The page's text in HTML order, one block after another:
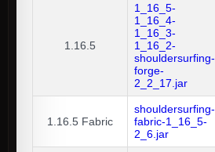
1.16.5
1_16_5-
1_16_4-
1_16_3-
1_16_2-
shouldersurfing-
forge-
2_2_17.jar
1.16.5 Fabric
shouldersurfing-
fabric-1_16_5-
2_6.jar